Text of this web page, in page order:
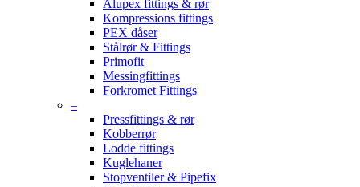
Alupex fittings & rør
Kompressions fittings
PEX dåser
Stålrør & Fittings
Primofit
Messingfittings
Forkromet Fittings
–
Pressfittings & rør
Kobberrør
Lodde fittings
Kuglehaner
Stopventiler & Pipefix